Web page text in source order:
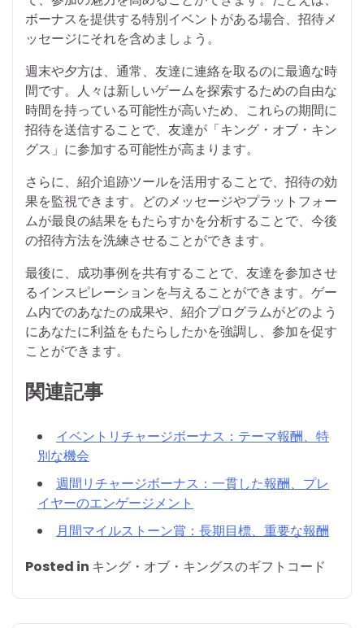
ボーナスを提供する特別イベントがある場合、招待メ
ッセージにそれを含めましょう。
週末や夕方は、通常、友達に連絡を取るのに最適な時
間です。人々は新しいゲームを探索するための自由な
時間を持っている可能性が高いため、これらの期間に
招待を送信することで、友達が「キング・オブ・キン
グス」に参加する可能性が高まります。
さらに、紹介追跡ツールを活用することで、招待の効
果を監視できます。どのメッセージやプラットフォー
ムが最良の結果をもたらすかを分析することで、今後
の招待方法を洗練させることができます。
最後に、成功事例を共有することで、友達を参加させ
るインスピレーションを与えることができます。ゲー
ム内でのあなたの成果や、紹介プログラムがどのよう
にあなたに利益をもたらしたかを強調し、参加を促す
ことができます。
関連記事
イベントリチャージボーナス：テーマ報酬、特
別な機会
週間リチャージボーナス：一貫した報酬、プレ
イヤーのエンゲージメント
月間マイルストーン賞：長期目標、重要な報酬
Posted in キング・オブ・キングスのギフトコード